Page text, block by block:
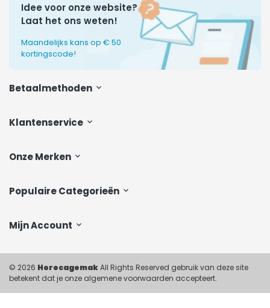
Klantenservice
Onze Merken
Populaire Categorieën
Mijn Account
Idee voor onze website?
Laat het ons weten!
Maandelijks kans op € 50
kortingscode!
Betaalmethoden
© 2026 HorecagemakAll Rights Reserved gebruik van deze site
betekent dat je onze algemene voorwaarden accepteert.